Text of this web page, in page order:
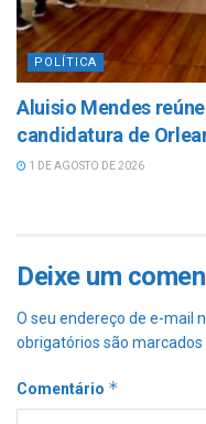
POLÍTICA
Aluisio Mendes
candidatura de
1 DE AGOSTO DE 2026
Deixe um
O seu endereço de e-mail
obrigatórios são marcados
Comentário *